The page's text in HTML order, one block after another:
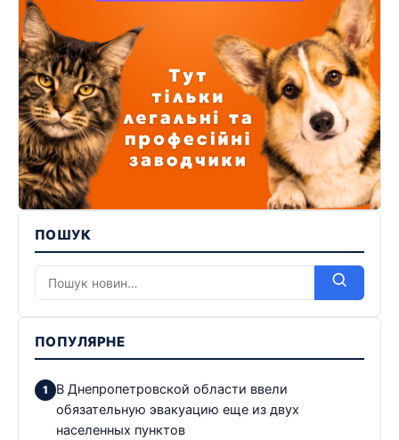
ПОШУК
ПОПУЛЯРНЕ
В Днепропетровской области ввели
обязательную эвакуацию еще из двух
населенных пунктов